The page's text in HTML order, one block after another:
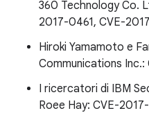
360 Technology Co.
2017-0461, CVE-
Hiroki Yamamoto e
Communications
I ricercatori di IBM
Roee Hay: CVE-